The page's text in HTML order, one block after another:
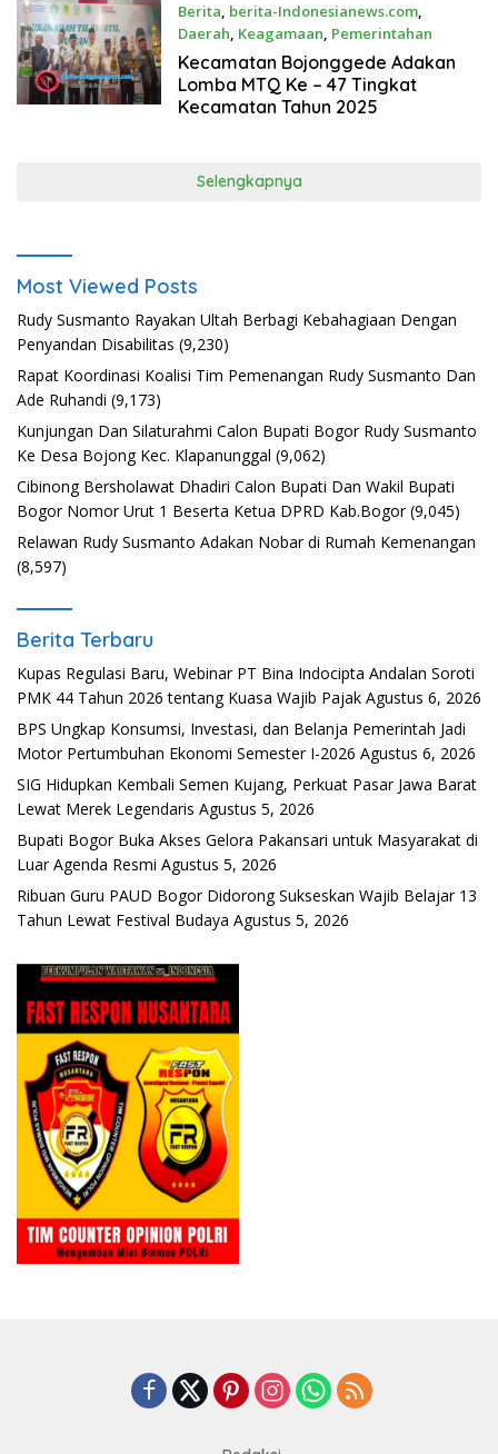
Berita, berita-Indonesianews.com,
Daerah, Keagamaan, Pemerintahan
Agustus 1, 2025
Kecamatan Bojonggede Adakan
Lomba MTQ Ke – 47 Tingkat
Kecamatan Tahun 2025
Selengkapnya
Most Viewed Posts
Rudy Susmanto Rayakan Ultah Berbagi Kebahagiaan Dengan
Penyandan Disabilitas (9,230)
Rapat Koordinasi Koalisi Tim Pemenangan Rudy Susmanto Dan
Ade Ruhandi (9,173)
Kunjungan Dan Silaturahmi Calon Bupati Bogor Rudy Susmanto
Ke Desa Bojong Kec. Klapanunggal (9,062)
Cibinong Bersholawat Dhadiri Calon Bupati Dan Wakil Bupati
Bogor Nomor Urut 1 Beserta Ketua DPRD Kab.Bogor (9,045)
Relawan Rudy Susmanto Adakan Nobar di Rumah Kemenangan
(8,597)
Berita Terbaru
Kupas Regulasi Baru, Webinar PT Bina Indocipta Andalan Soroti
PMK 44 Tahun 2026 tentang Kuasa Wajib Pajak Agustus 6, 2026
BPS Ungkap Konsumsi, Investasi, dan Belanja Pemerintah Jadi
Motor Pertumbuhan Ekonomi Semester I-2026 Agustus 6, 2026
SIG Hidupkan Kembali Semen Kujang, Perkuat Pasar Jawa Barat
Lewat Merek Legendaris Agustus 5, 2026
Bupati Bogor Buka Akses Gelora Pakansari untuk Masyarakat di
Luar Agenda Resmi Agustus 5, 2026
Ribuan Guru PAUD Bogor Didorong Sukseskan Wajib Belajar 13
Tahun Lewat Festival Budaya Agustus 5, 2026